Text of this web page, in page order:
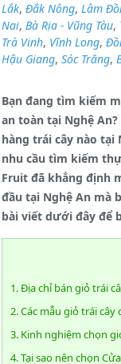
Lắk, Đắk Nông, Lâm
Nai, Bà Rịa - Vũng Tàu,
Trà Vinh, Vĩnh Long,
Hậu Giang, Sóc Trăng,
Bạn đang tìm kiếm
an toàn tại Nghệ
hàng trái cây nào tại
nhu cầu tìm kiếm
Fruit đã khẳng định
đầu tại Nghệ An mà
bài viết dưới đây để
1. Địa chỉ bán giỏ trái
2. Các mẫu giỏ trái
3. Kinh nghiệm chọn
4. Tại sao nên chọn